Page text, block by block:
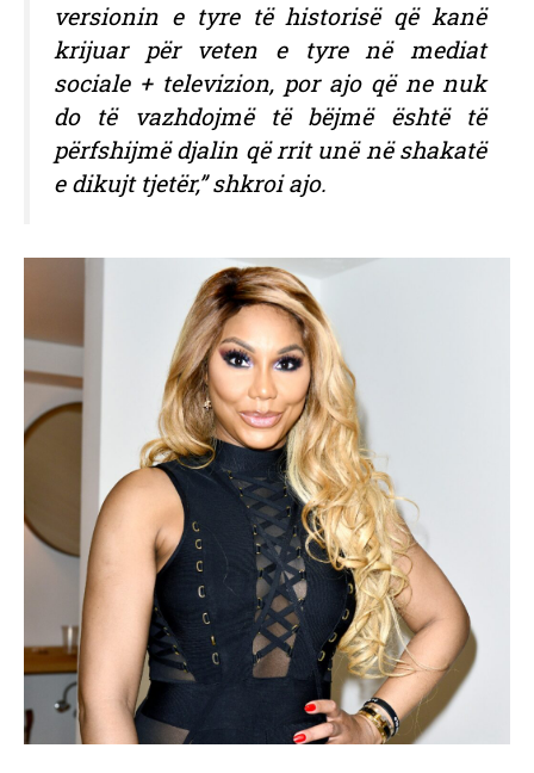
versionin e tyre të historisë që kanë
krijuar për veten e tyre në mediat
sociale + televizion, por ajo që ne nuk
do të vazhdojmë të bëjmë është të
përfshijmë djalin që rrit unë në shakatë
e dikujt tjetër,” shkroi ajo.